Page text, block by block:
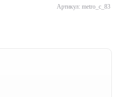
Артикул: metro_c_83